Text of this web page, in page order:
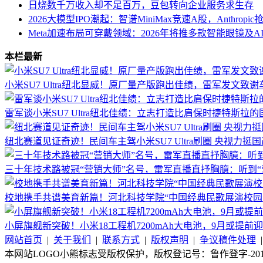
日烧数千万收入却不足百万，豆包转向企业服务求生存
2026大模型IPO潮起：智谱MiniMax竞速A股，Anthropic
Meta加速布局可穿戴领域：2026年将推多款智能眼镜及
本栏最新
小米SU7 Ultra纽北显威！原厂量产版跑出佳绩，雷军发文致谢
雷军谈小米SU7 Ultra纽北佳绩：立志打造比肩保时捷特斯拉的
纽北赛道见证奇迹！民间车主驾小米SU7 Ultra刷圈 央视力挺
三十年技术路被冠“营销大师”名号，雷军直播直抒胸臆：听到
校地携手共谱美育新篇！河北科技学院“中国经典民歌展演校
小屏旗舰新突破！小米18工程机7200mAh大电池，9月或提前迎
网站首页 | 关于我们 | 联系方式 | 版权声明 | 争议稿件处理
本网站LOGO小熊标志受版权保护，版权登记号：鲁作登字-